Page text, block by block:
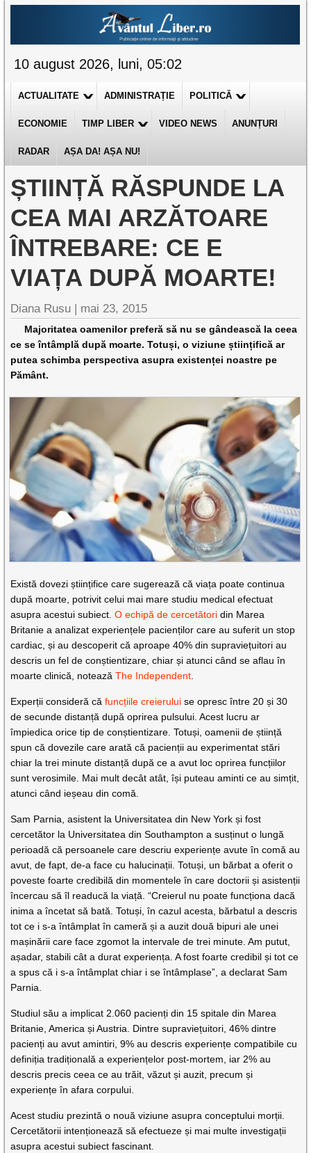
10 august 2026, luni, 05:02
ACTUALITATE ADMINISTRAȚIE POLITICĂ
ECONOMIE TIMP LIBER VIDEO NEWS ANUNȚURI
RADAR AȘA DA! AȘA NU!
ȘTIINȚĂ RĂSPUNDE LA
CEA MAI ARZĂTOARE
ÎNTREBARE: CE E
VIAȚA DUPĂ MOARTE!
Diana Rusu | mai 23, 2015
Majoritatea oamenilor preferă să nu se gândească la ceea
ce se întâmplă după moarte. Totuși, o viziune științifică ar
putea schimba perspectiva asupra existenței noastre pe
Pământ.
Există dovezi științifice care sugerează că viața poate continua
după moarte, potrivit celui mai mare studiu medical efectuat
asupra acestui subiect.O echipă de cercetători din Marea
Britanie a analizat experiențele pacienților care au suferit un stop
cardiac, și au descoperit că aproape 40% din supraviețuitori au
descris un fel de conștientizare, chiar și atunci când se aflau în
moarte clinică, noteazăThe Independent.
Experții consideră căfuncțiile creierului se opresc între 20 și 30
de secunde distanță după oprirea pulsului. Acest lucru ar
împiedica orice tip de conștientizare. Totuși, oamenii de știință
spun că dovezile care arată că pacienții au experimentat stări
chiar la trei minute distanță după ce a avut loc oprirea funcțiilor
sunt verosimile. Mai mult decât atât, își puteau aminti ce au simțit,
atunci când ieșeau din comă.
Sam Parnia, asistent la Universitatea din New York și fost
cercetător la Universitatea din Southampton a susținut o lungă
perioadă că persoanele care descriu experiențe avute în comă au
avut, de fapt, de-a face cu halucinații. Totuși, un bărbat a oferit o
poveste foarte credibilă din momentele în care doctorii și asistenții
încercau să îl readucă la viață. “Creierul nu poate funcționa dacă
inima a încetat să bată. Totuși, în cazul acesta, bărbatul a descris
tot ce i s-a întâmplat în cameră și a auzit două bipuri ale unei
mașinării care face zgomot la intervale de trei minute. Am putut,
așadar, stabili cât a durat experiența. A fost foarte credibil și tot ce
a spus că i s-a întâmplat chiar i se întâmplase”, a declarat Sam
Parnia.
Studiul său a implicat 2.060 pacienți din 15 spitale din Marea
Britanie, America și Austria. Dintre supraviețuitori, 46% dintre
pacienți au avut amintiri, 9% au descris experiențe compatibile cu
definiția tradițională a experiențelor post-mortem, iar 2% au
descris precis ceea ce au trăit, văzut și auzit, precum și
experiențe în afara corpului.
Acest studiu prezintă o nouă viziune asupra conceptului morții.
Cercetătorii intenționează să efectueze și mai multe investigații
asupra acestui subiect fascinant.